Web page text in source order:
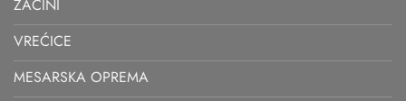
ZAČINI
VREĆICE
MESARSKA OPREMA